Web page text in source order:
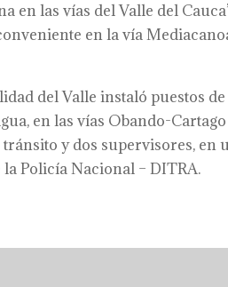
en las vías del Valle del
en la vía
del Valle instaló puestos de
en las vías Obando-
y dos supervisores, en
Policía Nacional – DITRA.